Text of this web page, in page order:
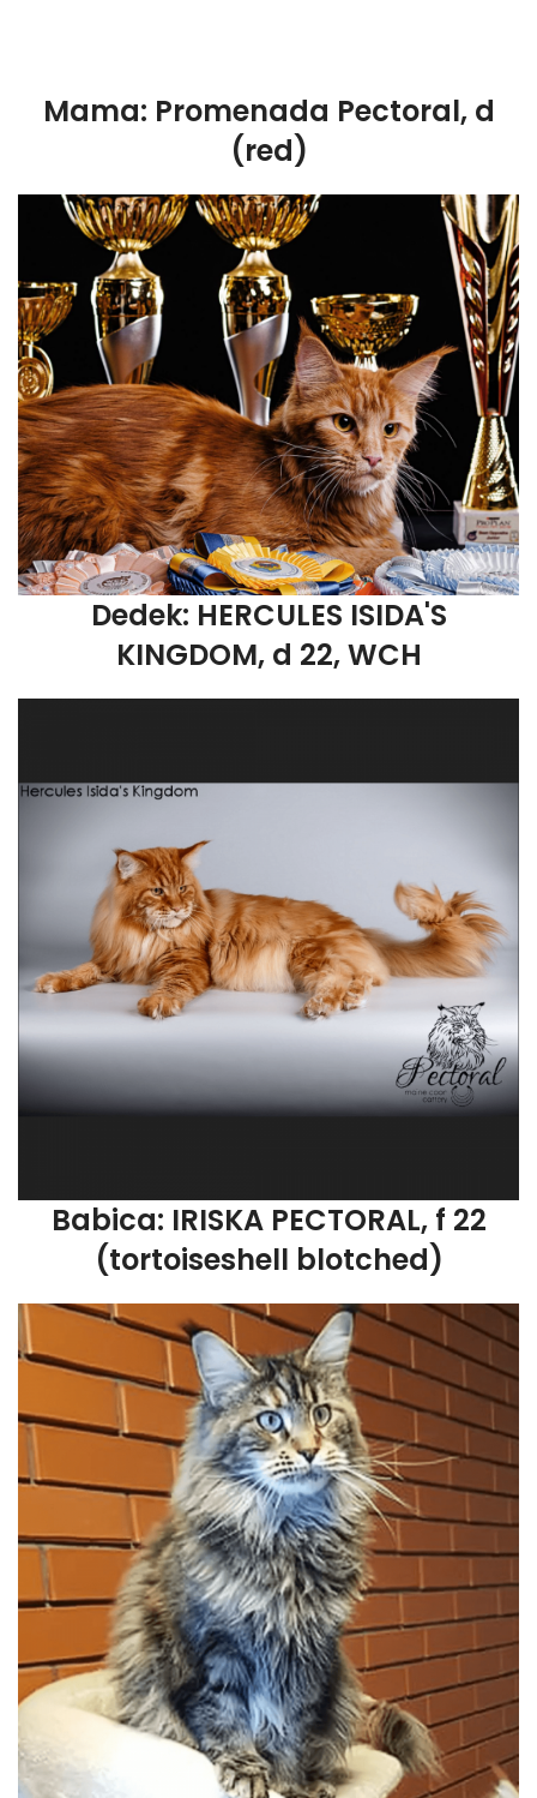
Mama: Promenada Pectoral, d
(red)
Dedek: HERCULES ISIDA'S
KINGDOM, d 22, WCH
Babica: IRISKA PECTORAL, f 22
(tortoiseshell blotched)